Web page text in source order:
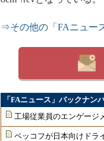
⇒その他の「FAニュー
「FAニュース」バックナン
工場従業員のエンゲージ
ベッコフが日本向けドラ